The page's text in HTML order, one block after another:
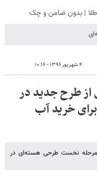
۴ شهریور ۱۳۹۶ - ۱۰:۱۶
از طرح جدید در
خرید آب
مرحله نخست طرحی هسته‌ای در